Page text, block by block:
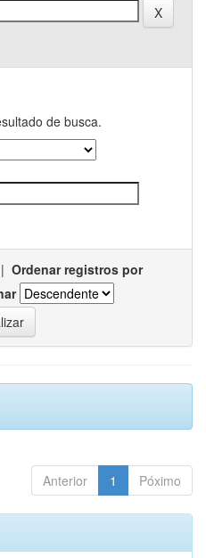
de busca.
| Ordenar registros por
Anterior 1 Póximo